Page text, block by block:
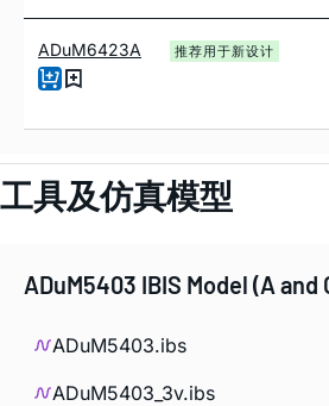
ADuM6423A 推荐用于新设计
工具及仿真模型
ADuM5403 IBIS Model (A and
ADuM5403.ibs
ADuM5403_3v.ibs